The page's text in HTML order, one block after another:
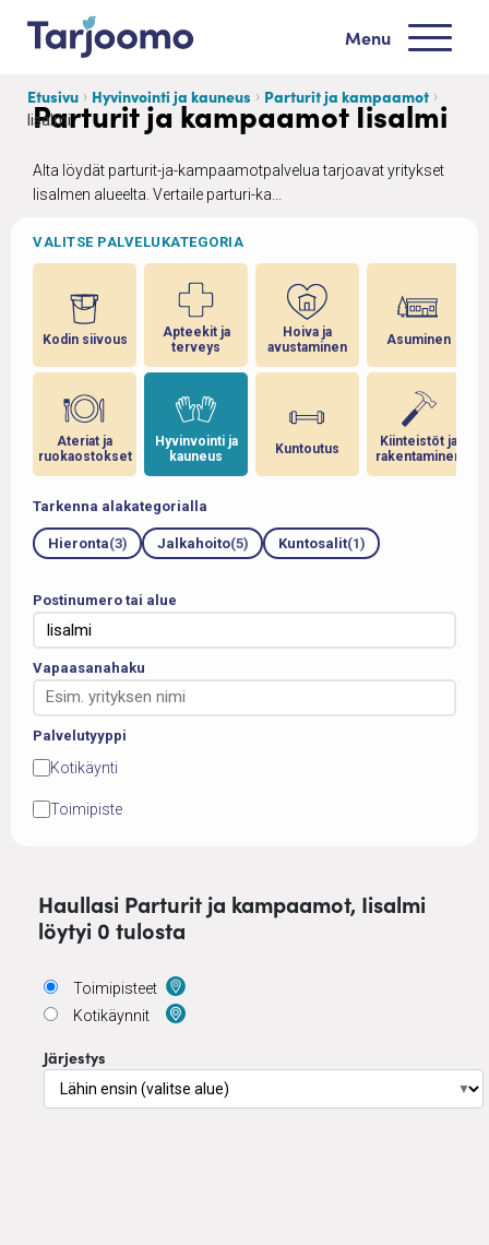
Siirry sisältöön
Menu
Etusivu Hyvinvointi ja kauneus Parturit ja kampaamot
Iisalmi
Parturit ja kampaamot Iisalmi
Alta löydät parturit-ja-kampaamotpalvelua tarjoavat yritykset
Iisalmen alueelta. Vertaile parturi-ka...
VALITSE PALVELUKATEGORIA
Kodin siivous
Ateriat ja
ruokaostokset
Apteekit ja
terveys
Hyvinvointi ja
kauneus
Hoiva ja
avustaminen
Kuntoutus
Asuminen
Kiinteistöt ja
rakentaminen
Tarkenna alakategorialla
Hieronta(3) Jalkahoito(5) Kuntosalit(1)
Postinumero tai alue
Vapaasanahaku
Palvelutyyppi
Kotikäynti
Toimipiste
Haullasi Parturit ja kampaamot, Iisalmi
löytyi 0 tulosta
Toimipisteet
Kotikäynnit
Järjestys
▼